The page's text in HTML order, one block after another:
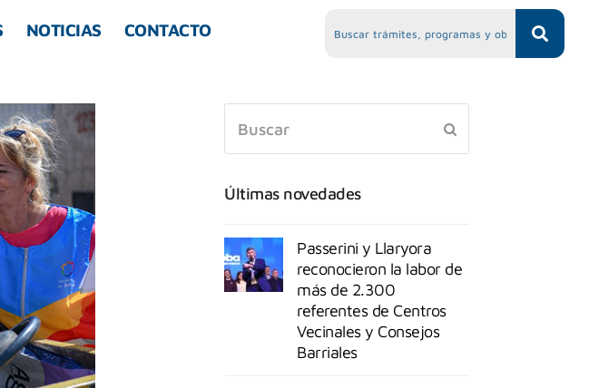
NOTICIAS CONTACTO
Últimas novedades
Passerini y Llaryora
reconocieron la labor de
más de 2.300
referentes de Centros
Vecinales y Consejos
Barriales